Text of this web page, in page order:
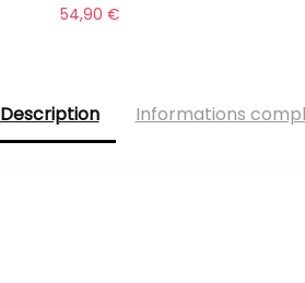
54,90€
Description Informations